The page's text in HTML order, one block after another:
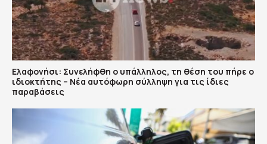
Ελαφονήσι: Συνελήφθη ο υπάλληλος, τη θέση του πήρε ο
ιδιοκτήτης – Νέα αυτόφωρη σύλληψη για τις ίδιες
παραβάσεις